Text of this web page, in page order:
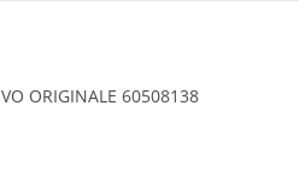
ORIGINALE 60508138